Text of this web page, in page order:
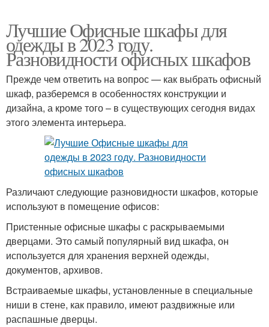
Лучшие Офисные шкафы для
одежды в 2023 году.
Разновидности офисных шкафов
Прежде чем ответить на вопрос — как выбрать офисный
шкаф, разберемся в особенностях конструкции и
дизайна, а кроме того – в существующих сегодня видах
этого элемента интерьера.
Различают следующие разновидности шкафов, которые
используют в помещение офисов:
Пристенные офисные шкафы с раскрываемыми
дверцами. Это самый популярный вид шкафа, он
используется для хранения верхней одежды,
документов, архивов.
Встраиваемые шкафы, установленные в специальные
ниши в стене, как правило, имеют раздвижные или
распашные дверцы.